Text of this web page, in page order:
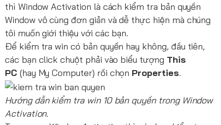
thì Window Activation là cách kiểm tra bản quyền
Window vô cùng đơn giản và dễ thực hiện mà chúng
tôi muốn giới thiệu với các bạn.
Để kiểm tra win có bản quyền hay không, đầu tiên,
các bạn click chuột phải vào biểu tượng This
PC (hay My Computer) rồi chọn Properties.
Hướng dẫn kiểm tra win 10 bản quyền trong Window
Activation.